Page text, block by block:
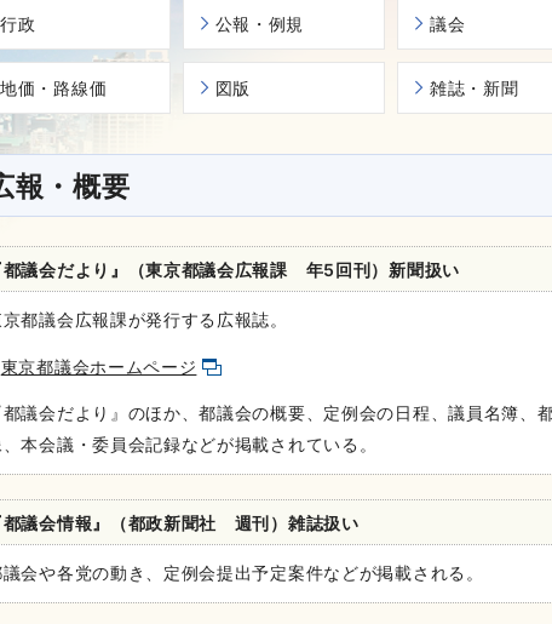
行政 公報・例規 議会
地価・路線価 図版 雑誌・新聞
報・概要
都議会だより』（東京都議会広報課 年5回刊）新聞扱い
都議会広報課が発行する広報誌。
東京都議会ホームページ
都議会だより』のほか、都議会の概要、定例会の日程、議員名簿、
本会議・委員会記録などが掲載されている。
都議会情報』（都政新聞社 週刊）雑誌扱い
会や各党の動き、定例会提出予定案件などが掲載される。